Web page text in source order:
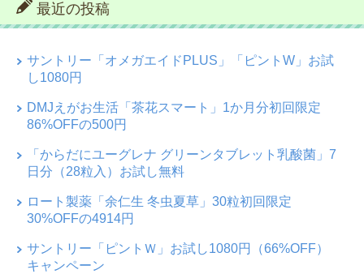
最近の投稿
サントリー「オメガエイドPLUS」「ピントW」お試
し1080円
DMJえがお生活「茶花スマート」1か月分初回限定
86%OFFの500円
「からだにユーグレナ グリーンタブレット乳酸菌」7
日分（28粒入）お試し無料
ロート製薬「余仁生 冬虫夏草」30粒初回限定
30%OFFの4914円
サントリー「ピントＷ」お試し1080円（66%OFF）
キャンペーン